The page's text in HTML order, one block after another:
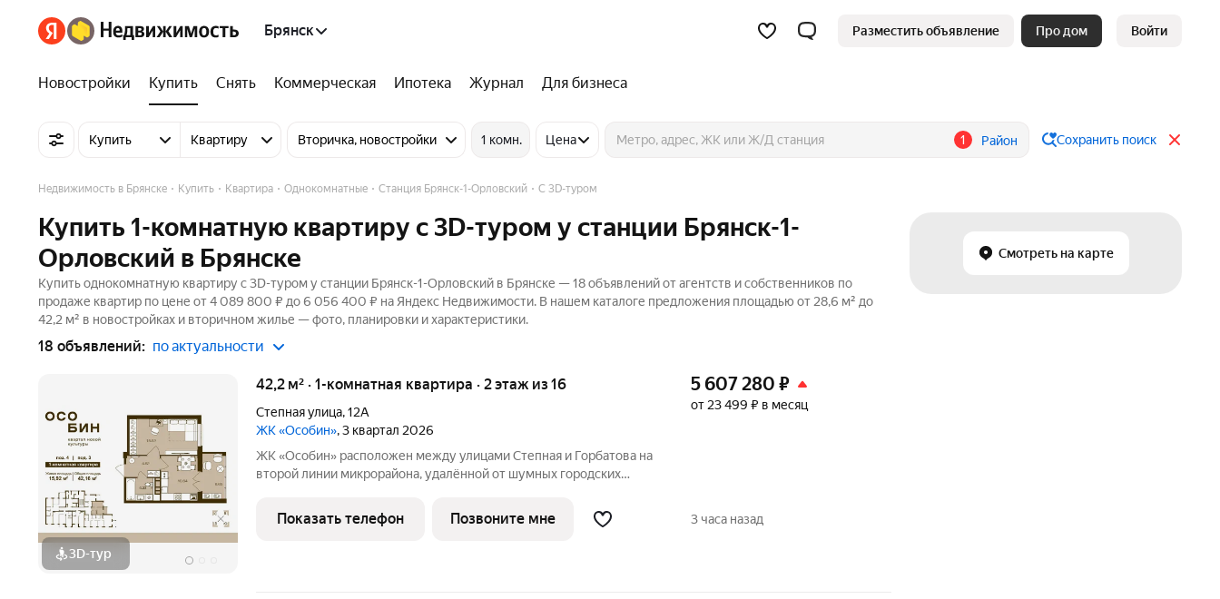
Брянск Разместить объявление Про дом Войти
Новостройки Купить Снять Коммерческая Ипотека Журнал Для бизнеса
Купить Квартиру Вторичка, новостройки 1 комн. Цена 1 Район Сохранить поиск
Смотреть на карте
Недвижимость в Брянске Купить Квартира Однокомнатные Станция Брянск-1-Орловский C 3D-туром
Купить 1-комнатную квартиру c 3D-туром у станции Брянск-1-
Орловский в Брянске
Купить однокомнатную квартиру c 3D-туром у станции Брянск-1-Орловский в Брянске — 18 объявлений от агентств и собственников по
продаже квартир по цене от 4 089 800 ₽ до 6 056 400 ₽ на Яндекс Недвижимости. В нашем каталоге предложения площадью от 28,6 м² до
42,2 м² в новостройках и вторичном жилье — фото, планировки и характеристики.
18 объявлений: по актуальности
3D-тур
42,2 м² · 1-комнатная квартира · 2 этаж из 16
Степная улица,12А
ЖК «Особин», 3 квартал 2026
ЖК «Особин» расположен между улицами Степная и Горбатова на
второй линии микрорайона, удалённой от шумных городских
инфраструктурой подчеркивают самодостаточность жилого
квартала. ЖК «Особин»
5 607 280 ₽
от 23 499 ₽ в месяц
Показать телефон Позвоните мне 3 часа назад